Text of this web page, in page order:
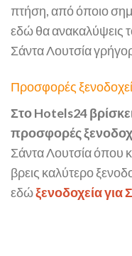
πτήση, από όποιο
εδώ θα ανακαλύψεις
Σάντα Λουτσία
Προσφορές
Στο Hotels24
προσφορές
Σάντα Λουτσία όπου
βρεις καλύτερο
εδώξενοδοχεία για